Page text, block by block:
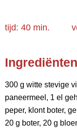
tijd: 40 min.
Ingrediënten
300 g witte stevige
paneermeel, 1 el
peper, klont boter,
20 g boter, 20 g